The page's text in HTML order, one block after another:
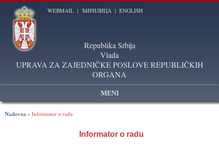
WEBMAIL | ЋИРИЛИЦА | ENGLISH
Republika Srbija
Vlada
UPRAVA ZA ZAJEDNIČKE POSLOVE REPUBLIČKIH
ORGANA
MENI
Naslovna » Informator o radu
Informator o radu